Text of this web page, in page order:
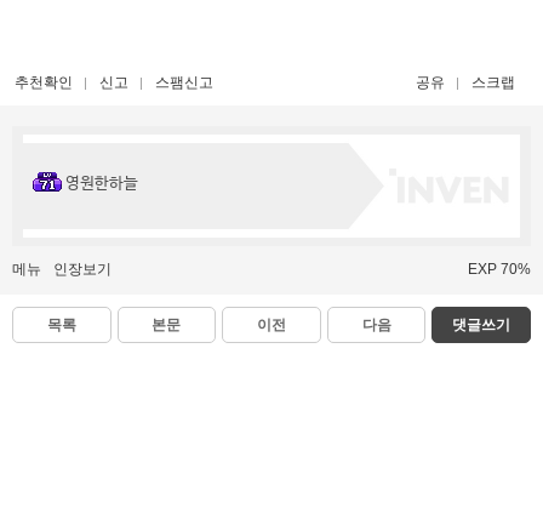
추천확인 신고 스팸신고 공유 스크랩
영원한하늘
메뉴 인장보기 EXP 70%
목록 본문 이전 다음 댓글쓰기